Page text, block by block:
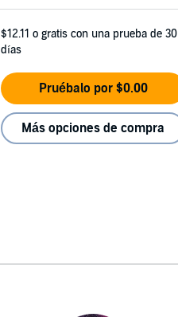
$12.11 o gratis con una prueba de 30
días
Pruébalo por $0.00
Más opciones de compra